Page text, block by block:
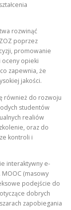
rozwinąć
poprzez
promowanie
oceny opieki
zapewnia, że
jakości.
również do rozwoju
studentów
realiów
oraz do
kontroli i
interaktywny e-
(masowy
podejście do
dobrych
zapobiegania